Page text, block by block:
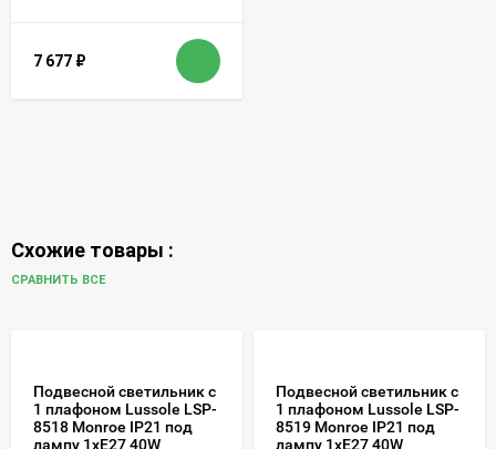
7 677 ₽
Схожие товары :
СРАВНИТЬ ВСЕ
Подвесной светильник с
1 плафоном Lussole LSP-
8518 Monroe IP21 под
лампу 1xE27 40W
Подвесной светильник с
1 плафоном Lussole LSP-
8519 Monroe IP21 под
лампу 1xE27 40W